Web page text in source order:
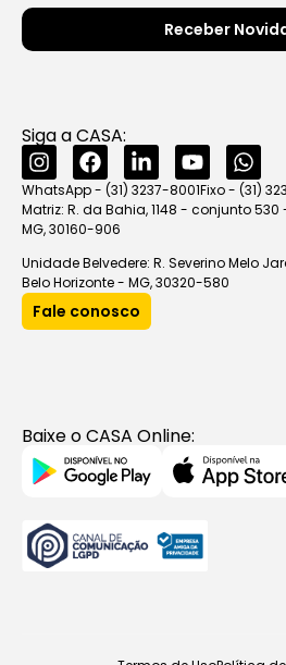
Receber
Siga a CASA:
WhatsApp - (31) 3237-8001Fixo - (31)
Matriz: R. da Bahia, 1148 - conjunto 530
MG, 30160-906
Unidade Belvedere: R. Severino Melo
Belo Horizonte - MG, 30320-580
Fale conosco
Baixe o CASA Online: